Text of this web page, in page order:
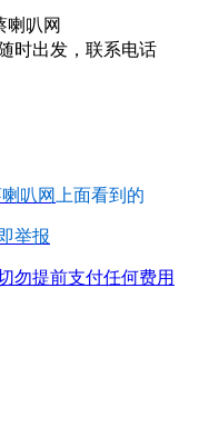
喇叭网
时出发，联系电话
叭网 上面看到的
举报
勿提前支付任何费用